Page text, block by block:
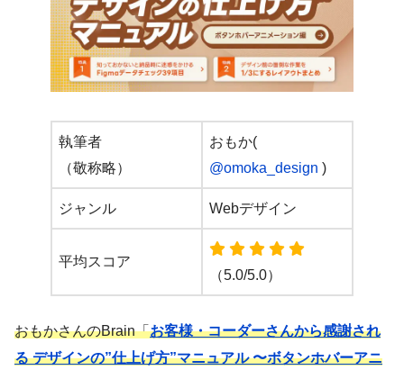
執筆者
（敬称略）
おもか(
@omoka_design )
ジャンル Webデザイン
平均スコア
（5.0/5.0）
おもかさんのBrain「お客様・コーダーさんから感謝され
る デザインの”仕上げ方”マニュアル 〜ボタンホバーアニ